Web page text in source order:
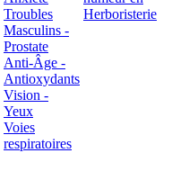
Troubles
Masculins -
Prostate
Anti-Âge -
Antioxydants
Vision -
Yeux
Voies
respiratoires